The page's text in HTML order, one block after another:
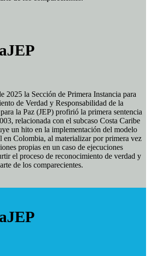
2025 la Sección de Primera Instancia para
de Verdad y Responsabilidad de la
la Paz (JEP) profirió la primera sentencia
relacionada con el subcaso Costa Caribe
un hito en la implementación del modelo
en Colombia, al materializar por primera vez
propias en un caso de ejecuciones
el proceso de reconocimiento de verdad y
de los comparecientes.